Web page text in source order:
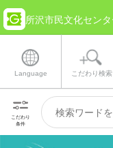
Language こだわり検索
こだわり
条件